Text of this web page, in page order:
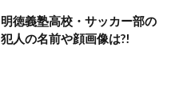
明徳義塾高校・サッカー部の
犯人の名前や顔画像は?!